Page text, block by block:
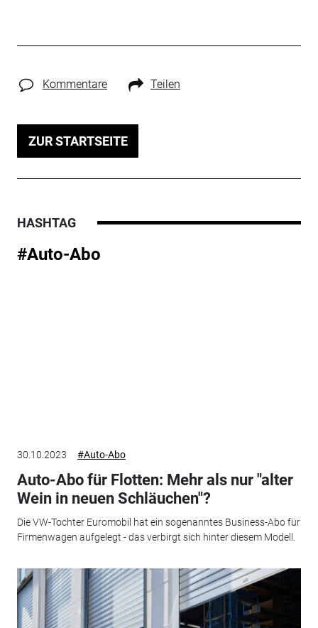
Kommentare Teilen
ZUR STARTSEITE
HASHTAG
#Auto-Abo
30.10.2023 #Auto-Abo
Auto-Abo für Flotten: Mehr als nur "alter
Wein in neuen Schläuchen"?
Die VW-Tochter Euromobil hat ein sogenanntes Business-Abo für
Firmenwagen aufgelegt - das verbirgt sich hinter diesem Modell.